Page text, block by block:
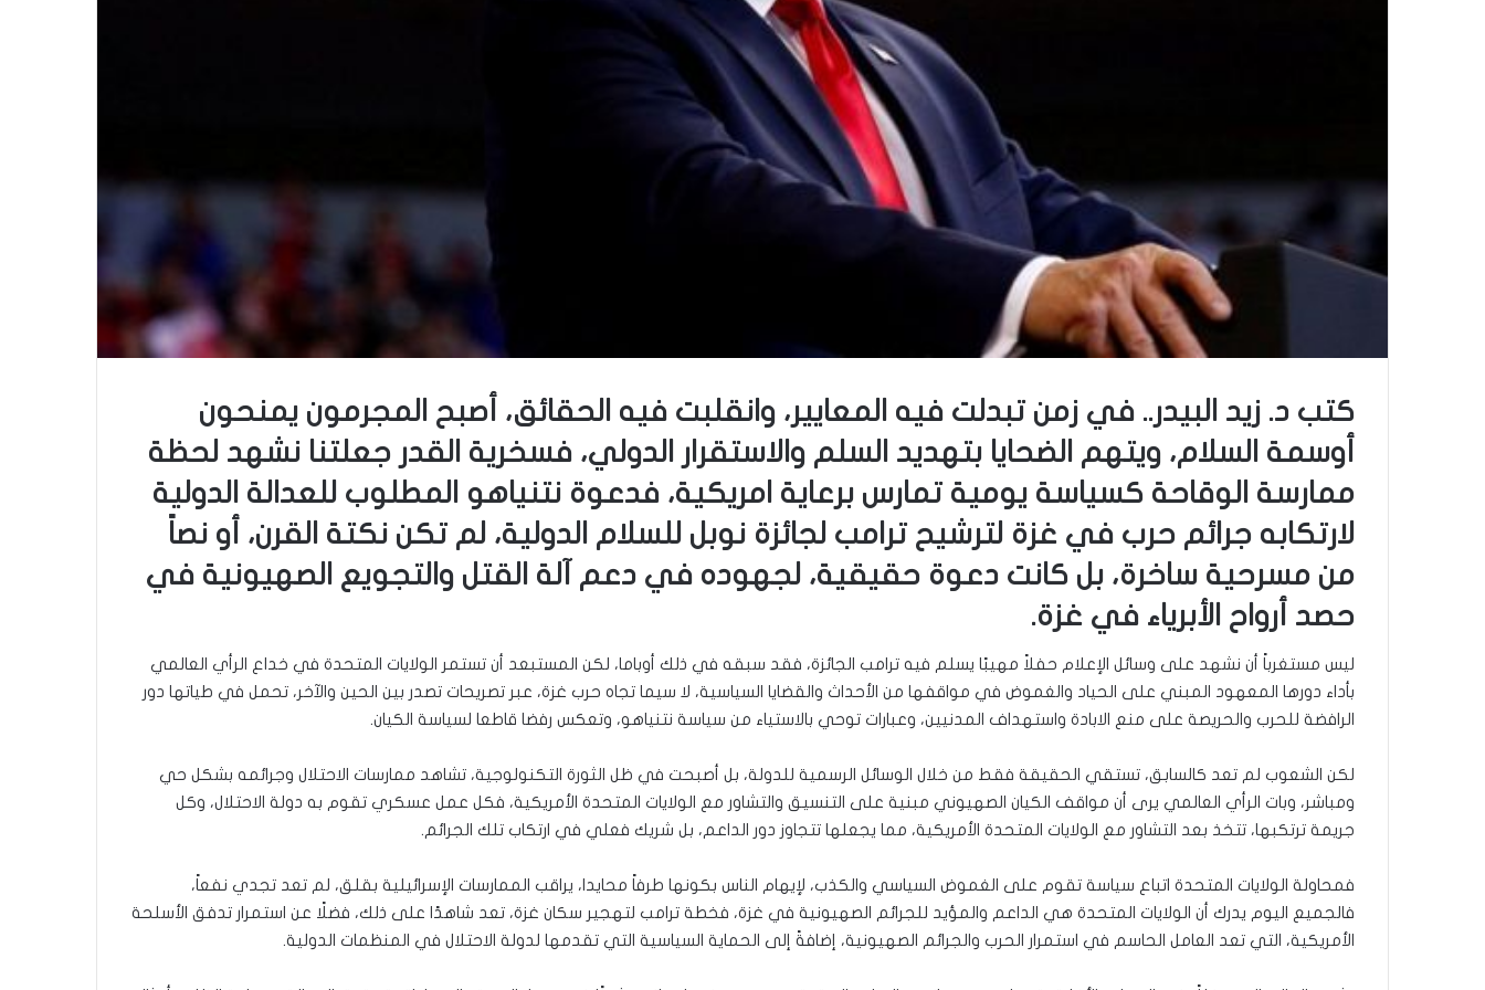
كتب د. زيد البيدر.. في زمن تبدلت فيه المعايير، وانقلبت فيه الحقائق، أصبح المجرمون يمنحون
أوسمة السلام، ويتهم الضحايا بتهديد السلم والاستقرار الدولي، فسخرية القدر جعلتنا نشهد لحظة
ممارسة الوقاحة كسياسة يومية تمارس برعاية امريكية، فدعوة نتنياهو المطلوب للعدالة الدولية
لارتكابه جرائم حرب في غزة لترشيح ترامب لجائزة نوبل للسلام الدولية، لم تكن نكتة القرن، أو نصاً
من مسرحية ساخرة، بل كانت دعوة حقيقية، لجهوده في دعم آلة القتل والتجويع الصهيونية في
حصد أرواح الأبرياء في غزة.
ليس مستغرباً أن نشهد على وسائل الإعلام حفلاً مهيبًا يسلم فيه ترامب الجائزة، فقد سبقه في ذلك أوباما، لكن المستبعد أن تستمر الولايات المتحدة في خداع الرأي العالمي
بأداء دورها المعهود المبني على الحياد والغموض في مواقفها من الأحداث والقضايا السياسية، لا سيما تجاه حرب غزة، عبر تصريحات تصدر بين الحين والآخر، تحمل في طياتها دور
الرافضة للحرب والحريصة على منع الابادة واستهداف المدنيين، وعبارات توحي بالاستياء من سياسة نتنياهو، وتعكس رفضا قاطعا لسياسة الكيان.
لكن الشعوب لم تعد كالسابق، تستقي الحقيقة فقط من خلال الوسائل الرسمية للدولة، بل أصبحت في ظل الثورة التكنولوجية، تشاهد ممارسات الاحتلال وجرائمه بشكل حي
ومباشر، وبات الرأي العالمي يرى أن مواقف الكيان الصهيوني مبنية على التنسيق والتشاور مع الولايات المتحدة الأمريكية، فكل عمل عسكري تقوم به دولة الاحتلال، وكل
جريمة ترتكبها، تتخذ بعد التشاور مع الولايات المتحدة الأمريكية، مما يجعلها تتجاوز دور الداعم، بل شريك فعلي في ارتكاب تلك الجرائم.
فمحاولة الولايات المتحدة اتباع سياسة تقوم على الغموض السياسي والكذب، لإيهام الناس بكونها طرفاً محايدا، يراقب الممارسات الإسرائيلية بقلق، لم تعد تجدي نفعاً،
فالجميع اليوم يدرك أن الولايات المتحدة هي الداعم والمؤيد للجرائم الصهيونية في غزة، فخطة ترامب لتهجير سكان غزة، تعد شاهدًا على ذلك، فضلًا عن استمرار تدفق الأسلحة
الأمريكية، التي تعد العامل الحاسم في استمرار الحرب والجرائم الصهيونية، إضافةً إلى الحماية السياسية التي تقدمها لدولة الاحتلال في المنظمات الدولية.